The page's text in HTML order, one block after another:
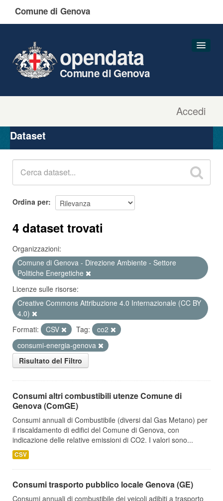
Comune di Genova
Accedi
opendata
Comune di Genova
Organizzazioni
Gruppi
Dataset
Ordina per
4 dataset trovati
Organizzazioni:
Comune di Genova - Direzione Ambiente - Settore
Politiche Energetiche
Licenze sulle risorse:
Creative Commons Attribuzione 4.0 Internazionale (CC BY
4.0)
Formati:
CSV Tag:
co2
consumi-energia-genova
Risultato del Filtro
Consumi altri combustibili utenze Comune di
Genova (ComGE)
Consumi annuali di Combustibile (diversi dal Gas Metano) per
il riscaldamento di edifici del Comune di Genova, con
indicazione delle relative emissioni di CO2. I valori sono...
CSV
Consumi trasporto pubblico locale Genova (GE)
Consumi annuali di combustibile dei veicoli adibiti a trasporto